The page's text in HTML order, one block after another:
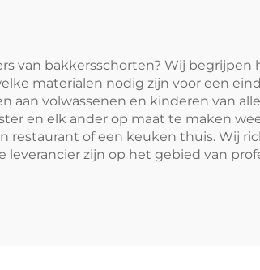
van bakkersschorten? Wij begrijpen
materialen nodig zijn voor een
aan volwassenen en kinderen van
en elk ander op maat te maken
of een keuken thuis. Wij
zijn op het gebied van